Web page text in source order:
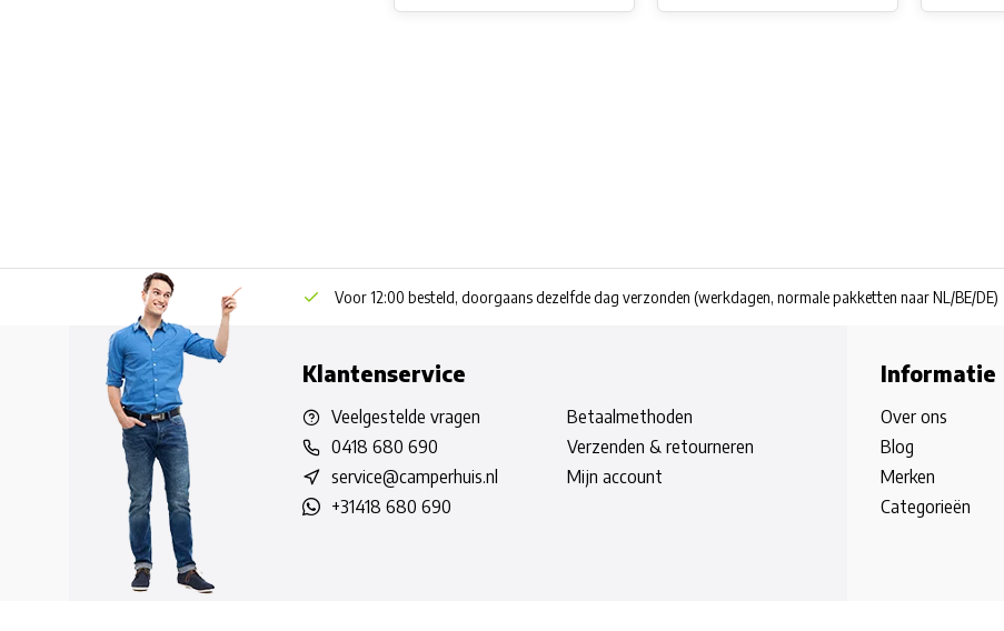
Voor 12:00 besteld, doorgaans dezelfde dag verzonden (werkdagen, normale pakketten naar NL/BE/DE)
Klantenservice
Veelgestelde vragen
0418 680 690
service@camperhuis.nl
+31418 680 690
Betaalmethoden
Verzenden & retourneren
Mijn account
Informatie
Over ons
Blog
Merken
Categorieën